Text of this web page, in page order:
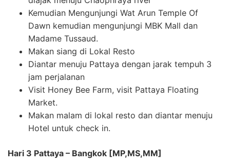
Kemudian Mengunjungi Wat Arun Temple Of
Dawn kemudian mengunjungi MBK Mall dan
Madame Tussaud.
Makan siang di Lokal Resto
Diantar menuju Pattaya dengan jarak tempuh 3
jam perjalanan
Visit Honey Bee Farm, visit Pattaya Floating
Market.
Makan malam di lokal resto dan diantar menuju
Hotel untuk check in.
Hari 3 Pattaya – Bangkok [MP,MS,MM]